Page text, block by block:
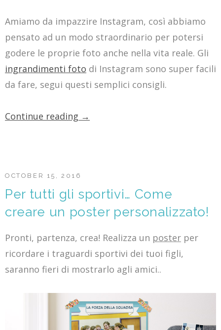
Amiamo da impazzire Instagram, così abbiamo
pensato ad un modo straordinario per potersi
godere le proprie foto anche nella vita reale. Gli
ingrandimenti foto di Instagram sono super facili
da fare, segui questi semplici consigli.
Continue reading →
Per tutti gli sportivi… Come
creare un poster personalizzato!
OCTOBER 15, 2016
Pronti, partenza, crea! Realizza un poster per
ricordare i traguardi sportivi dei tuoi figli,
saranno fieri di mostrarlo agli amici..